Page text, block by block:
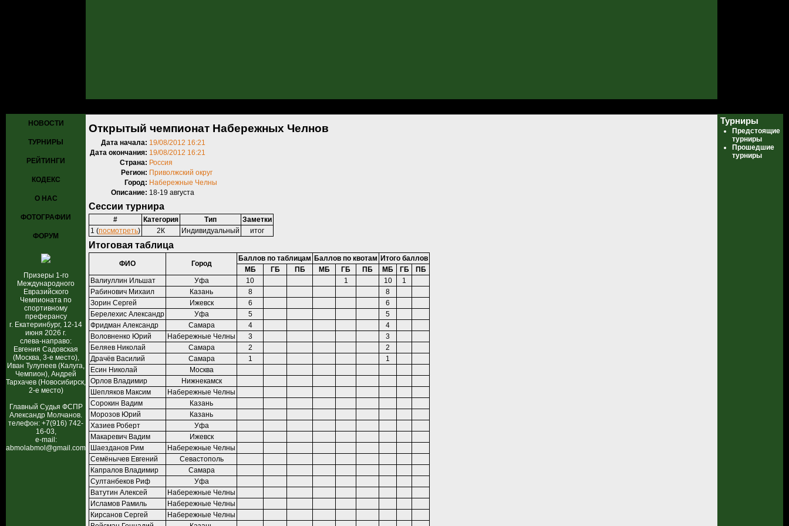
НОВОСТИ
ТУРНИРЫ
РЕЙТИНГИ
КОДЕКС
О НАС
ФОТОГРАФИИ
ФОРУМ
Призеры 1-го
Международного
Евразийского
Чемпионата по
спортивному
преферансу
г. Екатеринбург, 12-14
июня 2026 г.
слева-направо:
Евгения Садовская
(Москва, 3-е место),
Иван Тулупеев (Калуга,
Чемпион), Андрей
Тархачев (Новосибирск,
2-е место)
Главный Судья ФСПР
Александр Молчанов.
телефон: +7(916) 742-
16-03,
e-mail:
abmolabmol@gmail.com
Открытый чемпионат Набережных Челнов
Дата начала: 19/08/2012 16:21
Дата окончания: 19/08/2012 16:21
Страна: Россия
Регион: Приволжский округ
Город: Набережные Челны
Описание: 18-19 августа
Сессии турнира
# Категория Тип
Заметки
1 (посмотреть) 2К Индивидуальный итог
Итоговая таблица
ФИО Город
Баллов по таблицам Баллов по квотам Итого баллов
МБ
ГБ ПБ МБ ГБ ПБ МБ ГБ
ПБ
Валиуллин Ильшат
Уфа 10 1 10
1
Рабинович Михаил
Казань 8
8
Зорин Сергей
Ижевск 6
6
Берелехис Александр
Уфа 5
5
Фридман Александр
Самара 4
4
Воловненко Юрий
Набережные Челны 3
3
Беляев Николай
Самара 2
2
Драчёв Василий
Самара 1
1
Есин Николай
Москва
Орлов Владимир
Нижнекамск
Шепляков Максим
Набережные Челны
Сорокин Вадим
Казань
Морозов Юрий
Казань
Хазиев Роберт
Уфа
Макаревич Вадим
Ижевск
Шаезданов Рим
Набережные Челны
Семёнычев Евгений
Севастополь
Капралов Владимир
Самара
Султанбеков Риф
Уфа
Ватутин Алексей
Набережные Челны
Исламов Рамиль
Набережные Челны
Кирсанов Сергей
Набережные Челны
Турниры
Предстоящие
турниры
Прошедшие
турниры